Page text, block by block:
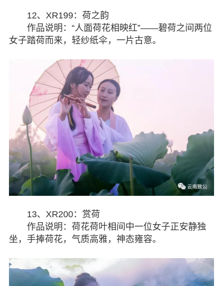
12、XR199：荷之韵
作品说明：“人面荷花相映红”——碧荷之间两位
女子踏荷而来，轻纱纸伞，一片古意。
13、XR200：赏荷
作品说明：荷花荷叶相间中一位女子正安静独
坐，手捧荷花，气质高雅，神态雍容。